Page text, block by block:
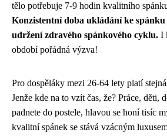
tělo potřebuje 7-9 hodin kvalitního
Konzistentní doba ukládání ke
udržení zdravého spánkového cyklu. I
období pořádná výzva!
Pro dospěláky mezi 26-64 lety platí
Jenže kde na to vzít čas, že? Práce, děti,
padnete do postele, hlavou se honí tisíc
kvalitní spánek se stává vzácným